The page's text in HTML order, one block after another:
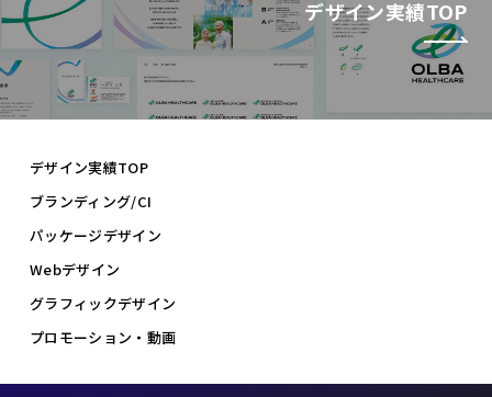
デザイン実績TOP
デザイン実績TOP
ブランディング/CI
パッケージデザイン
Webデザイン
グラフィックデザイン
プロモーション・動画